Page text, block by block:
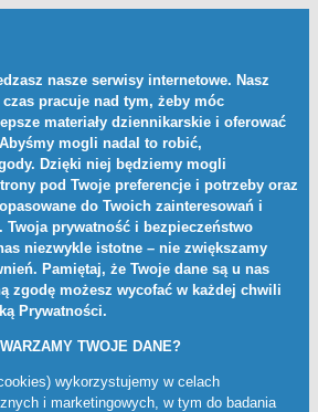
nasze serwisy internetowe. Nasz
czas pracuje nad tym, żeby móc
materiały dziennikarskie i oferować
mogli nadal to robić,
Dzięki niej będziemy mogli
pod Twoje preferencje i potrzeby oraz
do Twoich zainteresowań i
Twoja prywatność i bezpieczeństwo
niezwykle istotne – nie zwiększamy
Pamiętaj, że Twoje dane są u nas
zgodę możesz wycofać w każdej chwili
Prywatności.
TWOJE DANE?
wykorzystujemy w celach
i marketingowych, w tym do badania